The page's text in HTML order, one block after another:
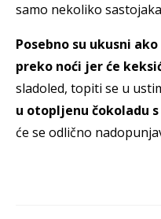
samo nekoliko
Posebno su ukusni
preko noći jer će
sladoled, topiti se u
u otopljenu čokoladu
će se odlično